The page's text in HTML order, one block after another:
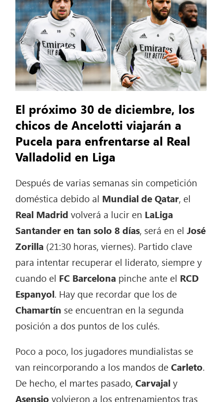
El próximo 30 de diciembre, los
chicos de Ancelotti viajarán a
Pucela para enfrentarse al Real
Valladolid en Liga
Después de varias semanas sin competición
doméstica debido al Mundial de Qatar, el
Real Madrid volverá a lucir en LaLiga
Santander en tan solo 8 días, será en elJosé
Zorilla (21:30 horas, viernes). Partido clave
para intentar recuperar el liderato, siempre y
cuando el FC Barcelona pinche ante el RCD
Espanyol. Hay que recordar que los de
Chamartín se encuentran en la segunda
posición a dos puntos de los culés.
Poco a poco, los jugadores mundialistas se
van reincorporando a los mandos deCarleto.
De hecho, el martes pasado,Carvajaly
Asensio volvieron a los entrenamientos tras